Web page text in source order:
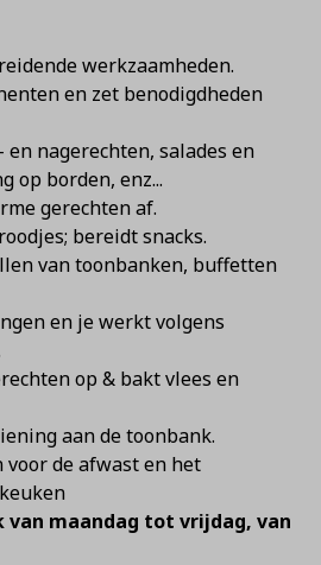
werkzaamheden.
en zet benodigdheden
en nagerechten, salades en
op borden, enz...
gerechten af.
bereidt snacks.
van toonbanken, buffetten
en je werkt volgens
op & bakt vlees en
aan de toonbank.
voor de afwast en het
van maandag tot vrijdag, van